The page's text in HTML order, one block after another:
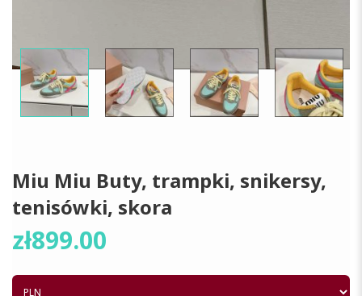
Miu Miu Buty, trampki, snikersy,
tenisówki, skora
zł899.00